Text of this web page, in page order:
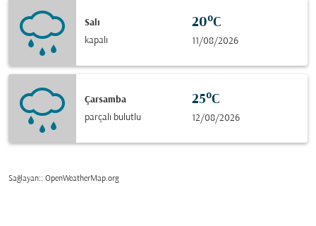
Salı
kapalı
20°C
11/08/2026
Çarsamba
parçalı bulutlu
25°C
12/08/2026
Sağlayan:: OpenWeatherMap.org